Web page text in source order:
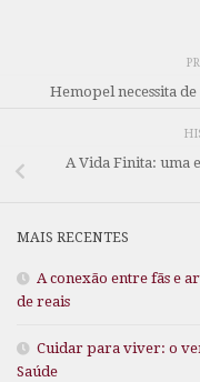
Hemopel necessita
A Vida Finita: uma
MAIS RECENTES
A conexão entre fãs e
de reais
Cuidar para viver: o
Saúde